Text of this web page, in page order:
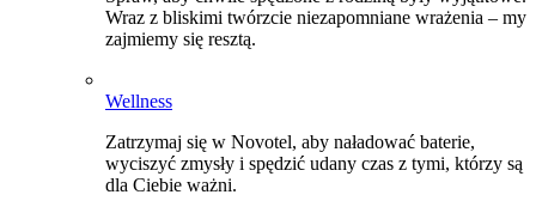
Wraz z bliskimi twórzcie niezapomniane wrażenia – my
zajmiemy się resztą.
Wellness
Zatrzymaj się w Novotel, aby naładować baterie,
wyciszyć zmysły i spędzić udany czas z tymi, którzy są
dla Ciebie ważni.